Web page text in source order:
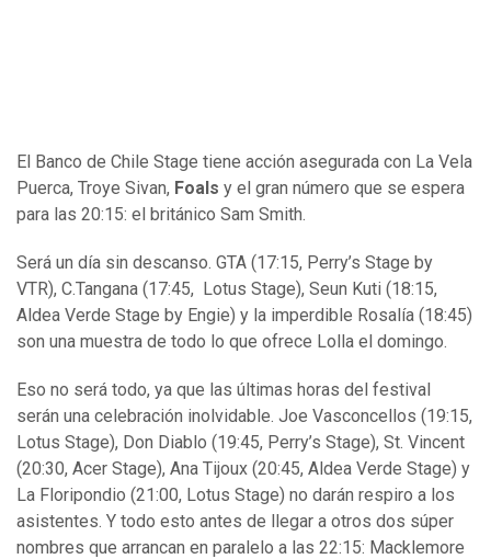
El Banco de Chile Stage tiene acción asegurada con La Vela
Puerca, Troye Sivan, Foals y el gran número que se espera
para las 20:15: el británico Sam Smith.
Será un día sin descanso. GTA (17:15, Perry’s Stage by
VTR), C.Tangana (17:45, Lotus Stage), Seun Kuti (18:15,
Aldea Verde Stage by Engie) y la imperdible Rosalía (18:45)
son una muestra de todo lo que ofrece Lolla el domingo.
Eso no será todo, ya que las últimas horas del festival
serán una celebración inolvidable. Joe Vasconcellos (19:15,
Lotus Stage), Don Diablo (19:45, Perry’s Stage), St. Vincent
(20:30, Acer Stage), Ana Tijoux (20:45, Aldea Verde Stage) y
La Floripondio (21:00, Lotus Stage) no darán respiro a los
asistentes. Y todo esto antes de llegar a otros dos súper
nombres que arrancan en paralelo a las 22:15: Macklemore